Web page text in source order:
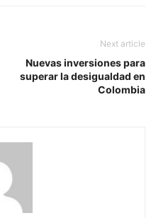
Next article
Nuevas inversiones para
superar la desigualdad en
Colombia